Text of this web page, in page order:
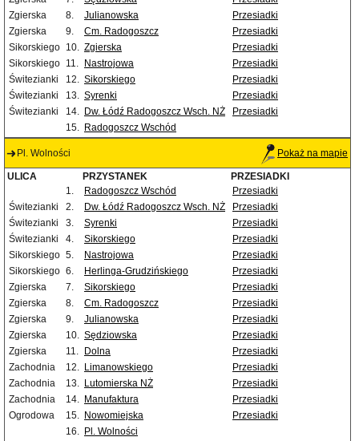
Zgierska
8. Julianowska
Przesiadki
Zgierska
9. Cm. Radogoszcz
Przesiadki
Sikorskiego 10. Zgierska
Przesiadki
Sikorskiego 11. Nastrojowa
Przesiadki
Świtezianki
12. Sikorskiego
Przesiadki
Świtezianki
13. Syrenki
Przesiadki
Świtezianki
14. Dw. Łódź Radogoszcz Wsch. NŻ
Przesiadki
15. Radogoszcz Wschód
Pl. Wolności Pokaż na mapie
ULICA PRZYSTANEK
PRZESIADKI
1.
Radogoszcz Wschód
Przesiadki
Świtezianki
2. Dw. Łódź Radogoszcz Wsch. NŻ
Przesiadki
Świtezianki
3. Syrenki
Przesiadki
Świtezianki
4. Sikorskiego
Przesiadki
Sikorskiego 5. Nastrojowa
Przesiadki
Sikorskiego 6. Herlinga-Grudzińskiego
Przesiadki
Zgierska
7. Sikorskiego
Przesiadki
Zgierska
8. Cm. Radogoszcz
Przesiadki
Zgierska
9. Julianowska
Przesiadki
Zgierska
10. Sędziowska
Przesiadki
Zgierska
11. Dolna
Przesiadki
Zachodnia
12. Limanowskiego
Przesiadki
Zachodnia
13. Lutomierska NŻ
Przesiadki
Zachodnia
14. Manufaktura
Przesiadki
Ogrodowa
15. Nowomiejska
Przesiadki
16. Pl. Wolności